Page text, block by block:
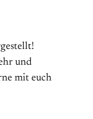
und
mit euch